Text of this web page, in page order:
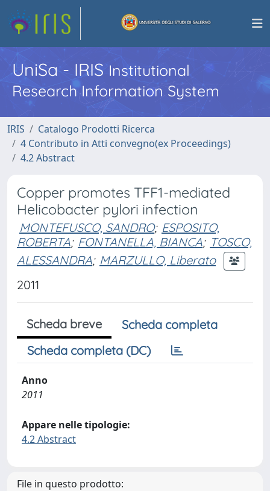
UniSa - IRISInstitutional
Research Information System
IRIS
Catalogo Prodotti Ricerca
4 Contributo in Atti convegno(ex Proceedings)
4.2 Abstract
Copper promotes TFF1-mediated
Helicobacter pylori infection
MONTEFUSCO, SANDRO; ESPOSITO,
ROBERTA; FONTANELLA, BIANCA; TOSCO,
ALESSANDRA; MARZULLO, Liberato
2011
Scheda breve
Scheda completa
Scheda completa (DC)
Anno
2011
Appare nelle tipologie:
4.2 Abstract
File in questo prodotto: